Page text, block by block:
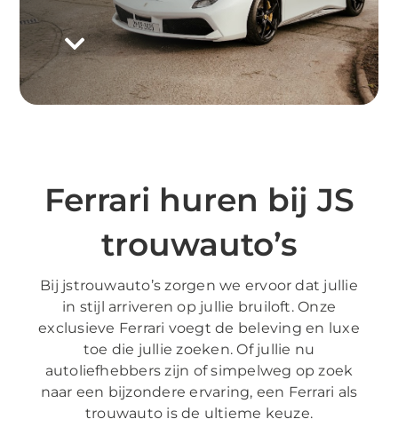
info@jstrouwautos.nl
Ferrari huren bij JS
trouwauto’s
Bij jstrouwauto’s zorgen we ervoor dat jullie
in stijl arriveren op jullie bruiloft. Onze
exclusieve Ferrari voegt de beleving en luxe
toe die jullie zoeken. Of jullie nu
autoliefhebbers zijn of simpelweg op zoek
naar een bijzondere ervaring, een Ferrari als
trouwauto is de ultieme keuze.